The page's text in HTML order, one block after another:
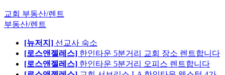
교회 부동산/렌트
부동산/렌트
[뉴저지] 선교사 숙소
[로스앤젤레스] 한인타운 5분거리 교회 장소 렌트합니다
[로스앤젤레스] 한인타운 5분거리 오피스 렌트합니다